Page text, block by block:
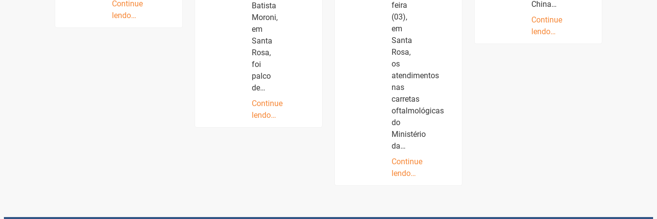
Continue
lendo…
Batista
Moroni,
em
Santa
Rosa,
foi
palco
de…
Continue
lendo…
feira
(03),
em
Santa
Rosa,
os
atendimentos
nas
carretas
oftalmológicas
do
Ministério
da…
Continue
lendo…
China…
Continue
lendo…